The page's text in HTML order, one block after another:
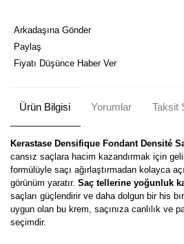
Arkadaşına Gönder
Paylaş
Fiyatı Düşünce Haber Ver
Ürün Bilgisi Yorumlar Taksit
Kerastase Densifique Fondant Densité
cansız saçlara hacim kazandırmak için
formülüyle saçı ağırlaştırmadan kolayca
görünüm yaratır. Saç tellerine yoğunluk
saçları güçlendirir ve daha dolgun bir his
uygun olan bu krem, saçınıza canlılık ve
seçimdir.